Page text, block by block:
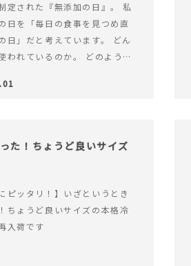
定された『無添加の日』。 私
日を「毎日の食事を見つめ直
日」だと考えています。 どん
われているのか。 どのように
るのか。&hellip; 続きを読む
無添加の日）限定】から揚げ
た！ちょうど良いサイズ
ピッタリ！】いざというとき
ちょうど良いサイズの本格冷
入荷です